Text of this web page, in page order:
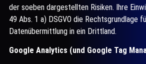
der soeben dargestellten Risiken. Ihre
49 Abs. 1 a) DSGVO die Rechtsgrundlage
Datenübermittlung in ein Drittland.
Google Analytics (und Google Tag